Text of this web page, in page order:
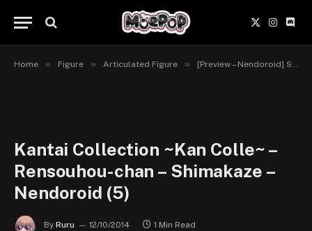
X
(Twitter)
Home » Figure » Articulated Figure » [Preview – Nendoroid] Shimakaze – Kantai Collection – Good Smile Company
Kantai Collection ~Kan Colle~ –
Rensouhou-chan – Shimakaze –
Nendoroid (5)
By Ruru 12/10/2014 1 Min Read